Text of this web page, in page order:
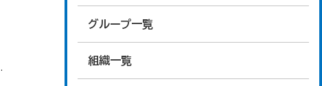
グループ一覧
組織一覧